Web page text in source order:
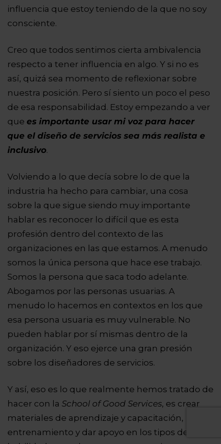
influencia que estoy teniendo de la que no soy
consciente.
Creo que todos sentimos cierta ambivalencia
respecto a tener influencia en algo. Y si no es
así, quizá sea momento de reflexionar sobre
nuestra posición. Pero sí siento un poco el peso
de esa responsabilidad. Estoy empezando a ver
que es importante usar mi voz para hacer
que el diseño de servicios sea más realista e
inclusivo.
Volviendo a lo que decía sobre lo de que la
industria ha hecho para cambiar, una cosa
sobre la que sigue siendo muy importante
hablar es reconocer lo difícil que es esta
profesión dentro del contexto de las
organizaciones en las que estamos. A menudo
somos la única persona que hace ese trabajo.
Somos la persona que saca todo adelante.
Abogamos por las personas usuarias. A
menudo lo hacemos en contextos en los que
esa persona usuaria es muy vulnerable. No
pueden hablar por sí mismas dentro de la
organización. Y eso ejerce una gran presión
sobre los diseñadores de servicios.
Y así, eso es lo que realmente hemos tratado de
hacer con la School of Good Services, es crear
materiales de aprendizaje y capacitación,
entrenamiento y dar apoyo en los tipos de